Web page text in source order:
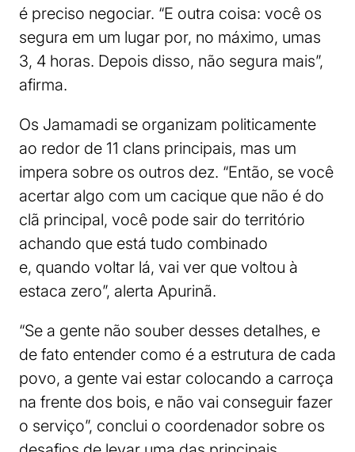
é preciso negociar. “E outra coisa: você os
segura em um lugar por, no máximo, umas
3, 4 horas. Depois disso, não segura mais”,
afirma.
Os Jamamadi se organizam politicamente
ao redor de 11 clans principais, mas um
impera sobre os outros dez. “Então, se você
acertar algo com um cacique que não é do
clã principal, você pode sair do território
achando que está tudo combinado
e, quando voltar lá, vai ver que voltou à
estaca zero”, alerta Apurinã.
“Se a gente não souber desses detalhes, e
de fato entender como é a estrutura de cada
povo, a gente vai estar colocando a carroça
na frente dos bois, e não vai conseguir fazer
o serviço”, conclui o coordenador sobre os